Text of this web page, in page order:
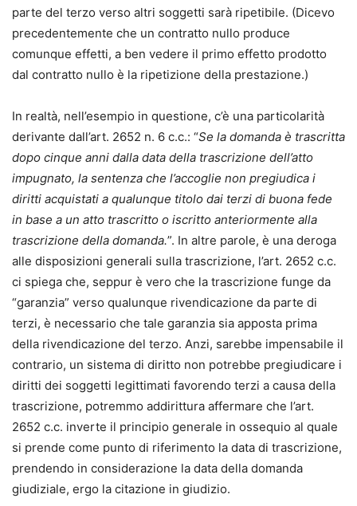
parte del terzo verso altri soggetti sarà ripetibile. (Dicevo
precedentemente che un contratto nullo produce
comunque effetti, a ben vedere il primo effetto prodotto
dal contratto nullo è la ripetizione della prestazione.)
In realtà, nell’esempio in questione, c’è una particolarità
derivante dall’art. 2652 n. 6 c.c.: “Se la domanda è trascritta
dopo cinque anni dalla data della trascrizione dell’atto
impugnato, la sentenza che l’accoglie non pregiudica i
diritti acquistati a qualunque titolo dai terzi di buona fede
in base a un atto trascritto o iscritto anteriormente alla
trascrizione della domanda.”. In altre parole, è una deroga
alle disposizioni generali sulla trascrizione, l’art. 2652 c.c.
ci spiega che, seppur è vero che la trascrizione funge da
“garanzia” verso qualunque rivendicazione da parte di
terzi, è necessario che tale garanzia sia apposta prima
della rivendicazione del terzo. Anzi, sarebbe impensabile il
contrario, un sistema di diritto non potrebbe pregiudicare i
diritti dei soggetti legittimati favorendo terzi a causa della
trascrizione, potremmo addirittura affermare che l’art.
2652 c.c. inverte il principio generale in ossequio al quale
si prende come punto di riferimento la data di trascrizione,
prendendo in considerazione la data della domanda
giudiziale, ergo la citazione in giudizio.